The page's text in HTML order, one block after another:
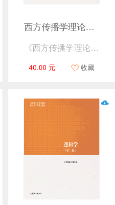
西方传播学理论评析（第二版）
《西方传播学理论评析》编写组
40.00 元 收藏